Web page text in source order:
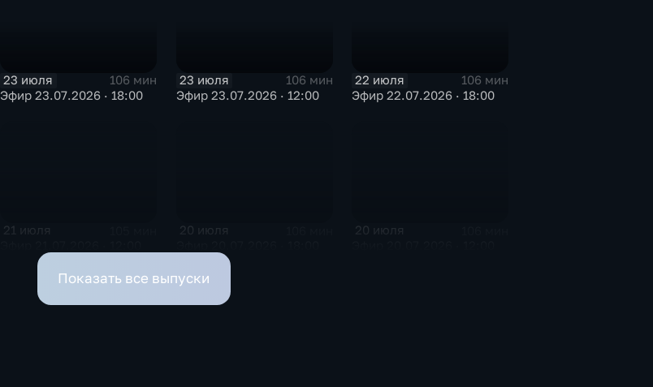
23 июля
106 мин
Эфир 23.07.2026 · 18:00
23 июля
106 мин
Эфир 23.07.2026 · 12:00
22 июля
106 мин
Эфир 22.07.2026 · 18:00
21 июля 20 июля 20 июля
Показать все выпуски